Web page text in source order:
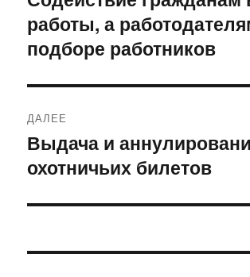
записям
запись:
работы, а
подборе работников
ДАЛЕЕ
Следующая
запись:
Выдача и
охотничьих билетов